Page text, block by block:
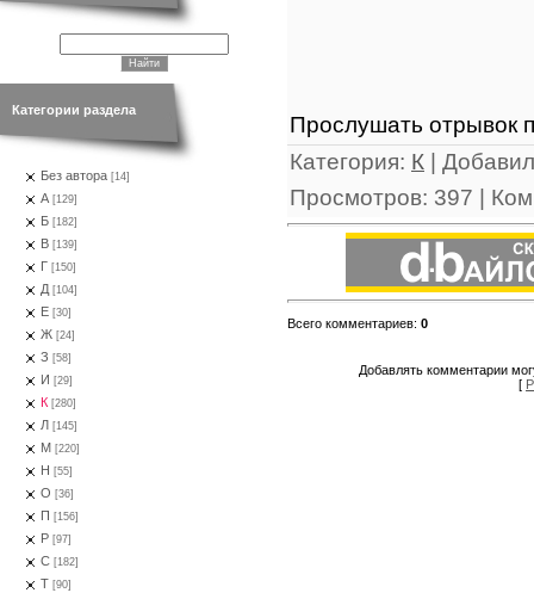
Категории раздела
Без автора [14]
А [129]
Б [182]
В [139]
Г [150]
Д [104]
Е [30]
Ж [24]
З [58]
И [29]
К [280]
Л [145]
М [220]
Н [55]
О [36]
П [156]
Р [97]
С [182]
Т [90]
Прослушать отрывок
Категория: К | Добавил
Просмотров: 397 |
Всего комментариев: 0
Добавлять комментарии
[